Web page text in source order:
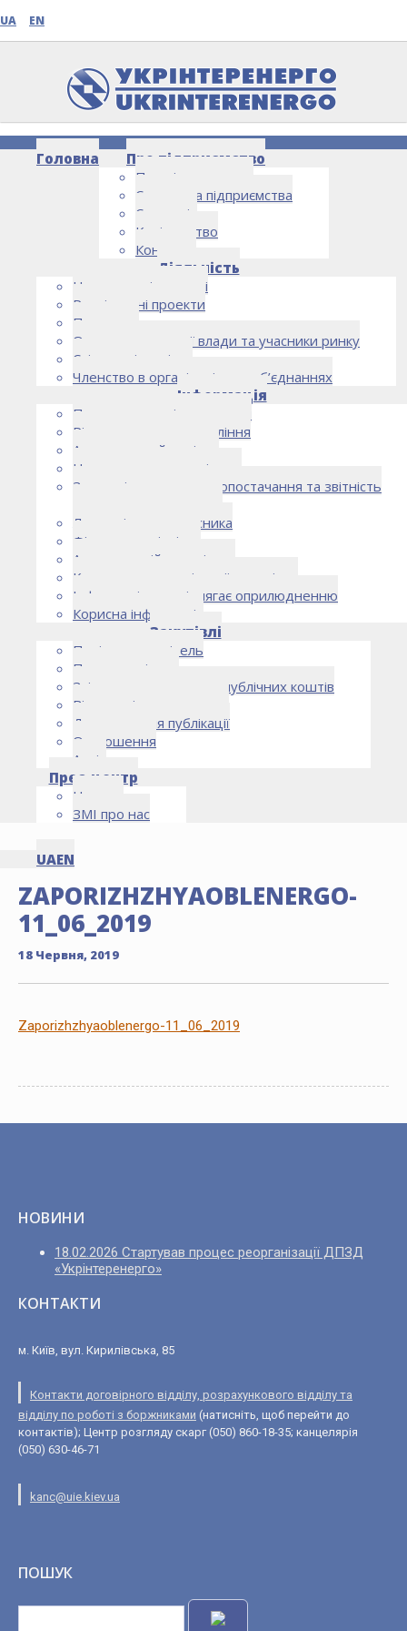
UA EN
Головна
Про підприємство
Про підприємство
Структура підприємства
Стратегія
Керівництво
Контакти
Діяльність
Напрямки діяльності
Реалізовані проекти
Партнери
Органи державної влади та учасники ринку
Спільна діяльність
Членство в організаціях та об’єднаннях
Інформація
Правоустановчі документи
Рішення органу управління
Аудиторський комітет
Нормативно-правові акти
Загальні умови електропостачання та звітність
Лист очікувань власника
Фінансова звітність
Антикорупційна політика
Кодекс етики та ділової поведінки
Інформація, що підлягає оприлюдненню
Корисна інформація
Закупівлі
Політика закупівель
План закупівель
Звіт про використання публічних коштів
Відомості про договори
Договори для публікації
Оголошення
Архів
Прес-центр
Новини
ЗМІ про нас
UAEN
НОВИНИ
ZAPORIZHZHYAOBLENERGO-
11_06_2019
18 Червня, 2019
Zaporizhzhyaoblenergo-11_06_2019
НОВИНИ
18.02.2026 Стартував процес реорганізації ДПЗД
«Укрінтеренерго»
КОНТАКТИ
м. Київ, вул. Кирилівська, 85
Контакти договірного відділу, розрахункового відділу та
відділу по роботі з боржниками (натисніть, щоб перейти до
контактів); Центр розгляду скарг (050) 860-18-35; канцелярія
(050) 630-46-71
kanc@uie.kiev.ua
ПОШУК